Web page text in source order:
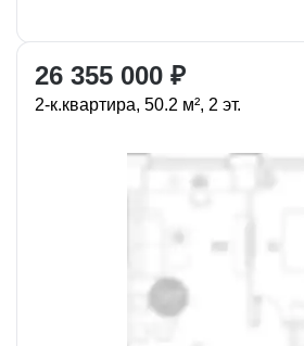
26 355 000 ₽
2-к.квартира, 50.2 м², 2 эт.